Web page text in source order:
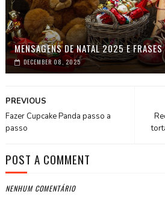
MENSAGENS DE NATAL 2025 E
DECEMBER 08, 2025
PREVIOUS
Fazer Cupcake Panda passo a
passo
POST A COMMENT
NENHUM COMENTÁRIO